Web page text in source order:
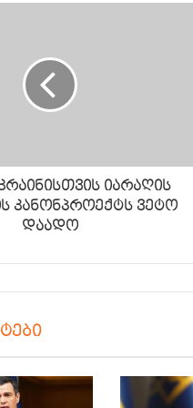
იარაღის
კანონპროექტს ვეტო
დაადო